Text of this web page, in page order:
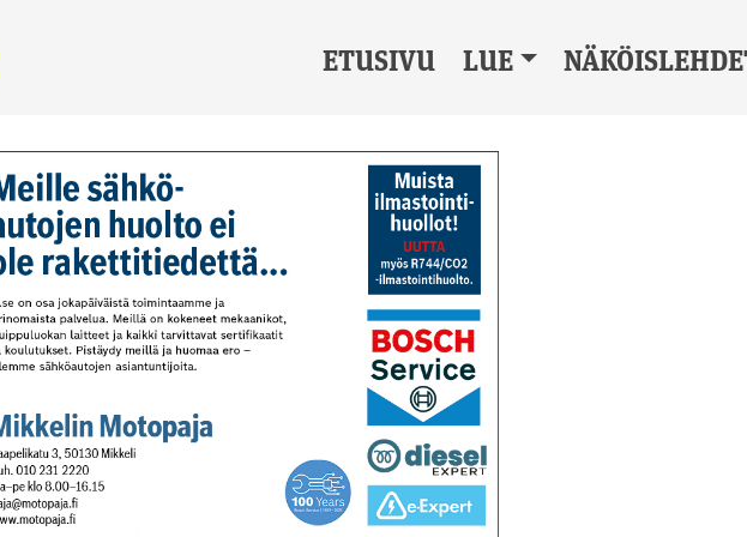
ETUSIVU LUE